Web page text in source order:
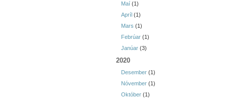
Maí (1)
Apríl (1)
Mars (1)
Febrúar (1)
Janúar (3)
2020
Desember (1)
Nóvember (1)
Október (1)